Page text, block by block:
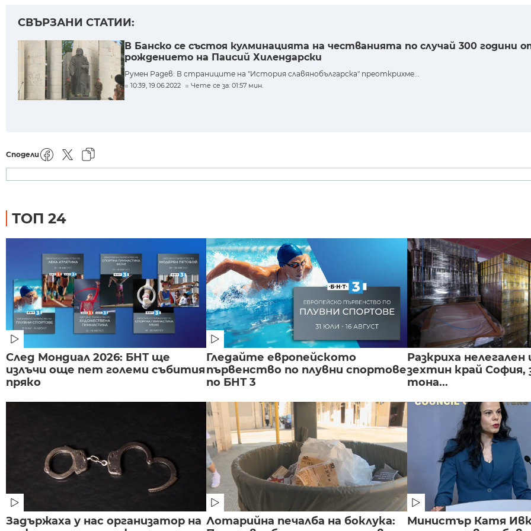
СВЪРЗАНИ СТАТИИ:
В Банско се състоя кулминацията на честванията по случай 300 години
рождението на Паисий Хилендарски
Румен Радев: В страниците на "История славянобългарска" преоткрихме...
10:39, 19.06.2022 Чете се за: 01:57 мин.
Сподели
ТОП 24
След Мондиал 2026: БНТ ще
излъчи още пет големи събития
пряко
Гледайте европейското
първенство по плувни спортове
по БНТ 3
Разкриха нелегален
зехтин край София,
тона...
Задържаха у нас организатор на Лотарийна печалба на боклука:
Министър Катя